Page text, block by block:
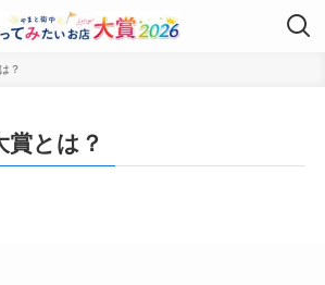
？
賞とは？